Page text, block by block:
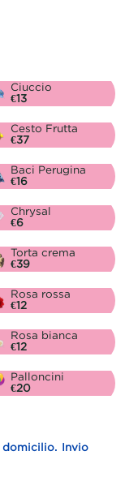
Ciuccio
€13
Cesto Frutta
€37
Baci Perugina
€16
Chrysal
€6
Torta crema
€39
Rosa rossa
€12
Rosa bianca
€12
Palloncini
€20
domicilio. Invio